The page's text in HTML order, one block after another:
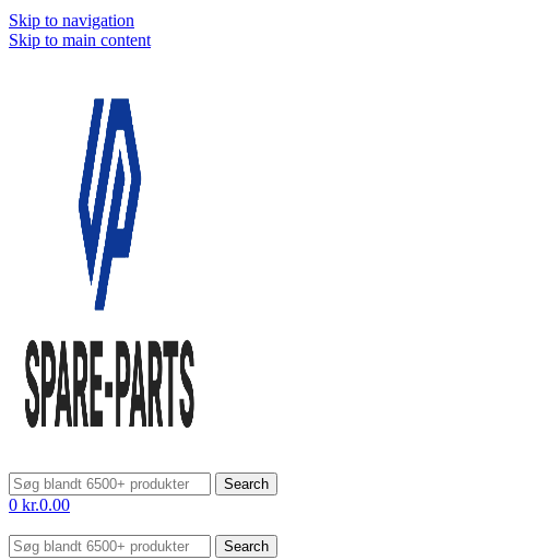
Skip to navigation
Skip to main content
Search
0 kr.0.00
Search